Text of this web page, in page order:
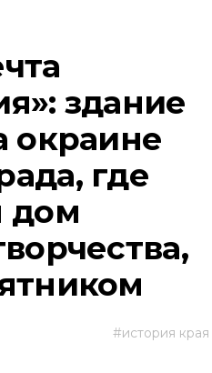
здание
окраине
где
дом
история края